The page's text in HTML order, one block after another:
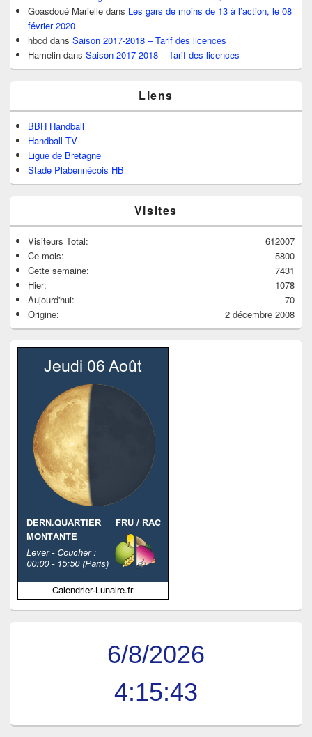
Goasdoué Marielle dans Les gars de moins de 13 à l’action, le 08
février 2020
hbcd dans Saison 2017-2018 – Tarif des licences
Hamelin dans Saison 2017-2018 – Tarif des licences
Liens
BBH Handball
Handball TV
Ligue de Bretagne
Stade Plabennécois HB
Visites
612007
Visiteurs Total:
5800
Ce mois:
7431
Cette semaine:
1078
Hier:
70
Aujourd'hui:
2 décembre 2008
Origine:
6/8/2026
4:15:44